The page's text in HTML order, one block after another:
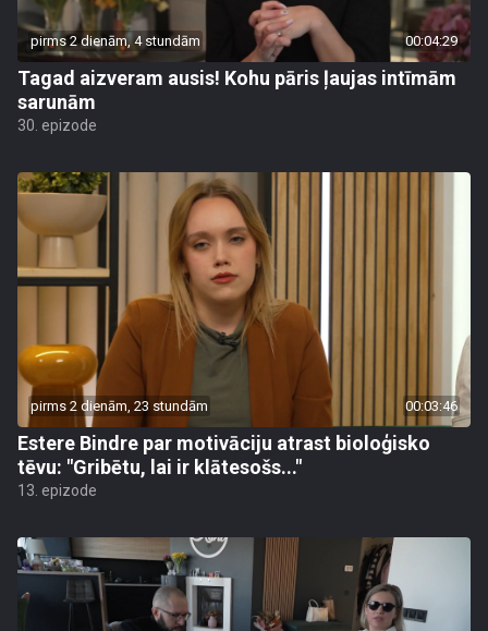
pirms 2 dienām, 4 stundām 00:04:29
Tagad aizveram ausis! Kohu pāris ļaujas intīmām
sarunām
30. epizode
pirms 2 dienām, 23 stundām 00:03:46
Estere Bindre par motivāciju atrast bioloģisko
tēvu: "Gribētu, lai ir klātesošs..."
13. epizode